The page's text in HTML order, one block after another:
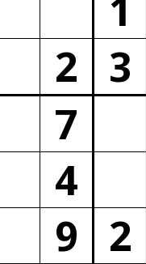
2 3
7
4
9 2